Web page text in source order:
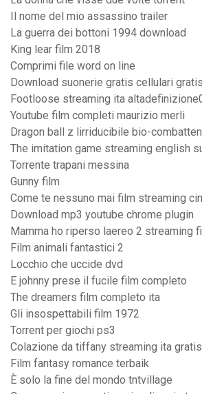
Il nome del mio assassino trailer
La guerra dei bottoni 1994 download
King lear film 2018
Comprimi file word on line
Download suonerie gratis cellulari
Footloose streaming ita
Youtube film completi maurizio merli
Dragon ball z lirriducibile bio-
The imitation game streaming english
Torrente trapani messina
Gunny film
Come te nessuno mai film streaming
Download mp3 youtube chrome plugin
Mamma ho riperso laereo 2 streaming
Film animali fantastici 2
Locchio che uccide dvd
E johnny prese il fucile film completo
The dreamers film completo ita
Gli insospettabili film 1972
Torrent per giochi ps3
Colazione da tiffany streaming ita gratis
Film fantasy romance terbaik
È solo la fine del mondo tntvillage